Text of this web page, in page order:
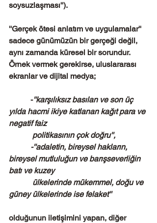
soysuzlaşması'').
''Gerçek ötesi anlatım ve uygulamalar''
sadece günümüzün bir gerçeği değil,
aynı zamanda küresel bir sorundur.
Örnek vermek gerekirse, uluslararası
ekranlar ve dijital medya;
           -
''karşılıksız basılan ve son üç
yılda hacmi ikiye katlanan kağıt para ve
negatif faiz
            politikasının çok doğru'',
bireysel mutluluğun ve barışseverliğin
batı ve kuzey
güney ülkelerinde ise felaket''
olduğunun iletişimini yapan, diğer